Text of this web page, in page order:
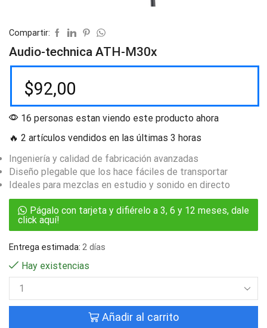
Compartir:
Audio-technica ATH-M30x
$92,00
16 personas estan viendo este producto ahora
🔥 2 artículos vendidos en las últimas 3 horas
Ingeniería y calidad de fabricación avanzadas
Diseño plegable que los hace fáciles de transportar
Ideales para mezclas en estudio y sonido en directo
Págalo con tarjeta y difiérelo a 3, 6 y 12 meses, dale
click aquí!
Entrega estimada: 2 días
Hay existencias
Añadir al carrito